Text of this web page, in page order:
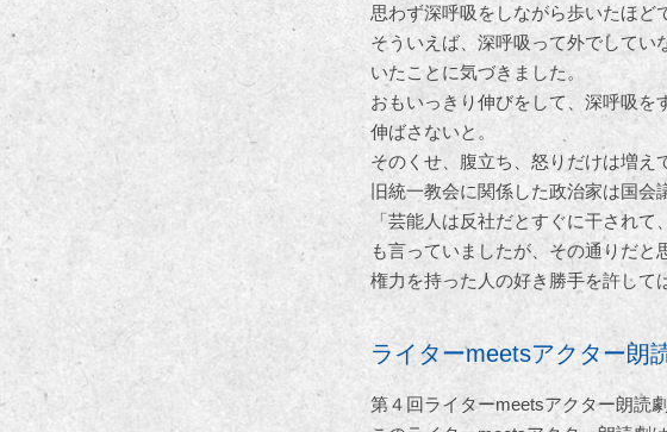
思わず深呼吸をしながら歩いたほど
そういえば、深呼吸って外でしてい
いたことに気づきました。
おもいっきり伸びをして、深呼吸を
伸ばさないと。
そのくせ、腹立ち、怒りだけは増え
旧統一教会に関係した政治家は国会
「芸能人は反社だとすぐに干され
も言っていましたが、その通りだと
権力を持った人の好き勝手を許して
ライターmeetsアクター朗
第４回ライターmeetsアクター朗読